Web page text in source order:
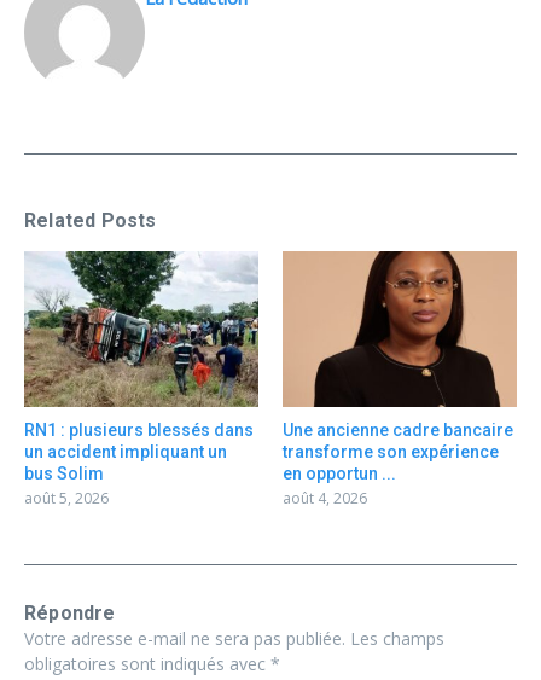
Related Posts
RN1 : plusieurs blessés dans
un accident impliquant un
bus Solim
août 5, 2026
Une ancienne cadre bancaire
transforme son expérience
en opportun ...
août 4, 2026
Répondre
Votre adresse e-mail ne sera pas publiée. Les champs
obligatoires sont indiqués avec *